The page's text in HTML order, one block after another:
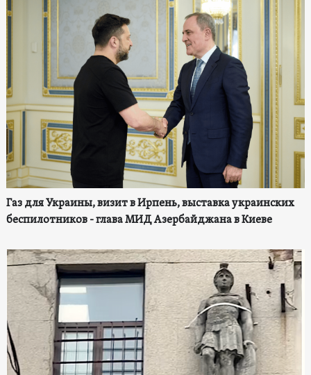
Газ для Украины, визит в Ирпень, выставка украинских
беспилотников - глава МИД Азербайджана в Киеве